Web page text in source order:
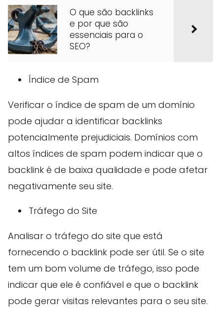
O que são backlinks
e por que são
essenciais para o
SEO?
Índice de Spam
Verificar o índice de spam de um domínio
pode ajudar a identificar backlinks
potencialmente prejudiciais. Domínios com
altos índices de spam podem indicar que o
backlink é de baixa qualidade e pode afetar
negativamente seu site.
Tráfego do Site
Analisar o tráfego do site que está
fornecendo o backlink pode ser útil. Se o site
tem um bom volume de tráfego, isso pode
indicar que ele é confiável e que o backlink
pode gerar visitas relevantes para o seu site.